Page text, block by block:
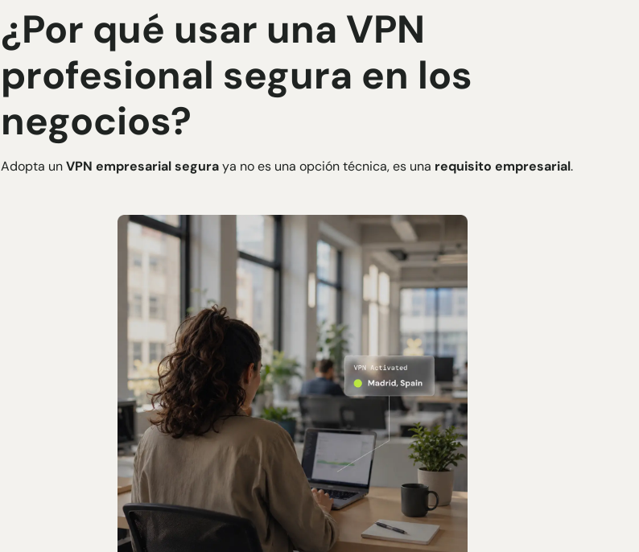
¿Por qué usar una VPN
profesional segura en los
negocios?
Adopta unVPN empresarial seguraya no es una opción técnica, es una requisito empresarial.